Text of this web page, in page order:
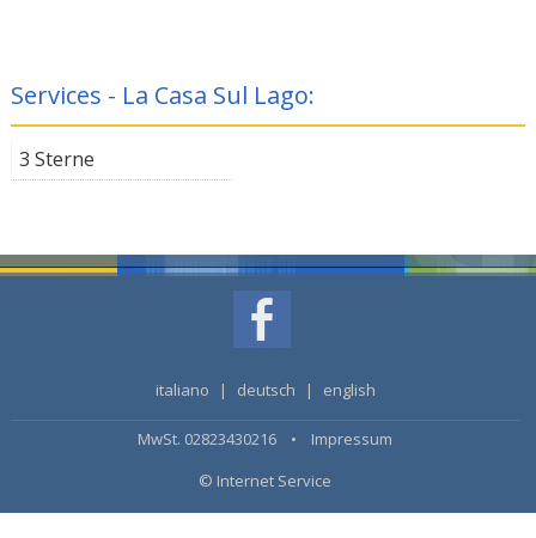
Services - La Casa Sul Lago:
3 Sterne
italiano | deutsch | english
MwSt. 02823430216 • Impressum
© Internet Service